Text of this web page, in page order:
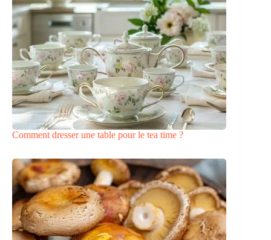
Comment dresser une table pour le tea time ?